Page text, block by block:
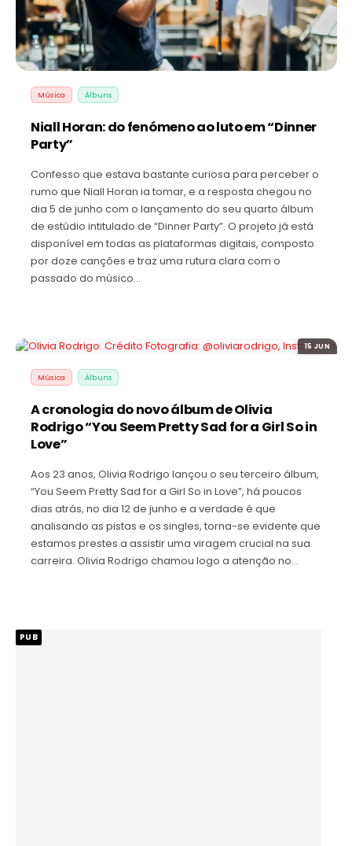
Música Álbuns
Niall Horan: do fenómeno ao luto em “Dinner
Party”
Confesso que estava bastante curiosa para perceber o
rumo que Niall Horan ia tomar, e a resposta chegou no
dia 5 de junho com o lançamento do seu quarto álbum
de estúdio intitulado de “Dinner Party”. O projeto já está
disponível em todas as plataformas digitais, composto
por doze canções e traz uma rutura clara com o
passado do músico…
15 JUN
Música Álbuns
A cronologia do novo álbum de Olivia
Rodrigo “You Seem Pretty Sad for a Girl So in
Love”
Aos 23 anos, Olivia Rodrigo lançou o seu terceiro álbum,
“You Seem Pretty Sad for a Girl So in Love”, há poucos
dias atrás, no dia 12 de junho e a verdade é que
analisando as pistas e os singles, torna-se evidente que
estamos prestes a assistir uma viragem crucial na sua
carreira. Olivia Rodrigo chamou logo a atenção no…
PUB